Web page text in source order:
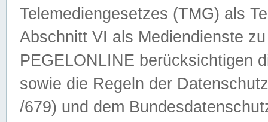
Telemediengesetzes (TMG) als
Abschnitt VI als Mediendienste
PEGELONLINE berücksichtigen
sowie die Regeln der
/679) und dem